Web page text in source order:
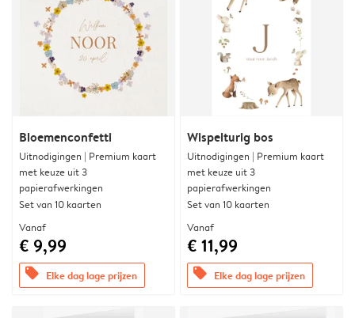
Bloemenconfetti
Uitnodigingen | Premium kaart
met keuze uit 3
papierafwerkingen
Set van 10 kaarten
Vanaf
€ 9,99
offers Elke dag lage prijzen
Wispelturig bos
Uitnodigingen | Premium kaart
met keuze uit 3
papierafwerkingen
Set van 10 kaarten
Vanaf
€ 11,99
offers Elke dag lage prijzen